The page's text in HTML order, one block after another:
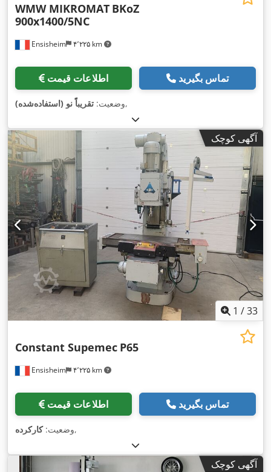
Ensisheim ۴٬۲۲۵ km
WMW MIKROMAT BKoZ
900x1400/5NC
اطلاعات قیمت تماس بگیرید
وضعیت: تقریباً نو (استفاده‌شده) ,
آگهی کوچک
1 /33
Ensisheim ۴٬۲۲۵ km
Constant Supemec P65
اطلاعات قیمت تماس بگیرید
وضعیت:کارکرده ,
آگهی کوچک